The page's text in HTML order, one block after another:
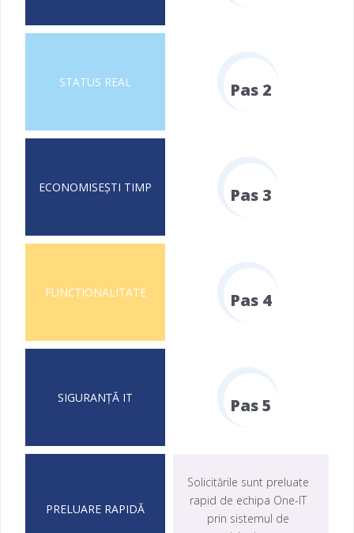
Pas 2
Pas 3
Pas 4
Pas 5
Solicitările sunt preluate
rapid de echipa One-IT
prin sistemul de